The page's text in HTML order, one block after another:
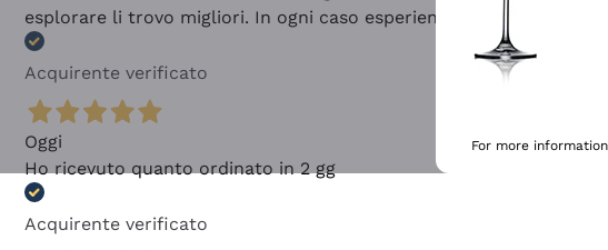
esplorare li trovo migliori. In ogni caso esperienza buona e lo
Acquirente verificato
Oggi
Ho ricevuto quanto ordinato in 2 gg
Acquirente verificato
For more